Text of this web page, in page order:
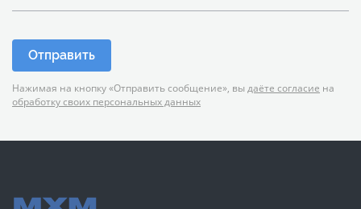
Отправить
Нажимая на кнопку «Отправить сообщение», вы даёте согласие на
обработку своих персональных данных